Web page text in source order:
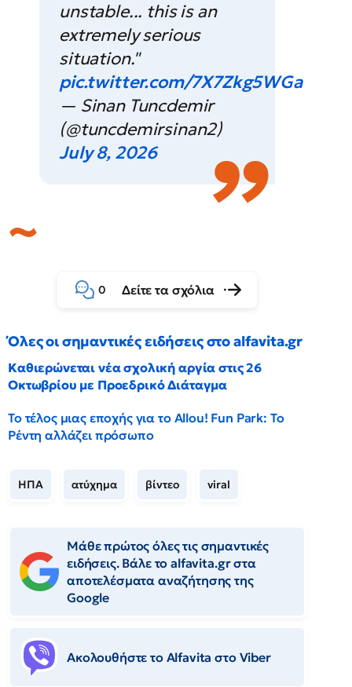
unstable... this is an
extremely serious
situation."
pic.twitter.com/7X7Zkg5WGa
— Sinan Tuncdemir
(@tuncdemirsinan2)
July 8, 2026
0 Δείτε τα σχόλια
Όλες οι σημαντικές ειδήσεις στο alfavita.gr
Καθιερώνεται νέα σχολική αργία στις 26
Οκτωβρίου με Προεδρικό Διάταγμα
Το τέλος μιας εποχής για το Allou! Fun Park: Το
Ρέντη αλλάζει πρόσωπο
ΗΠΑ ατύχημα βίντεο viral
Μάθε πρώτος όλες τις σημαντικές
ειδήσεις. Βάλε το alfavita.gr στα
αποτελέσματα αναζήτησης της
Google
Ακολουθήστε το Αlfavita στο Viber